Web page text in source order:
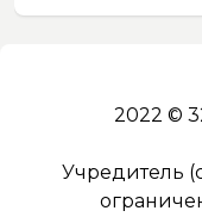
2022 ©
Учредитель